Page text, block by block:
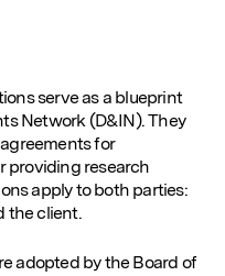
serve as a blueprint
Network (D&IN). They
for
providing research
apply to both parties:
the client.
adopted by the Board of